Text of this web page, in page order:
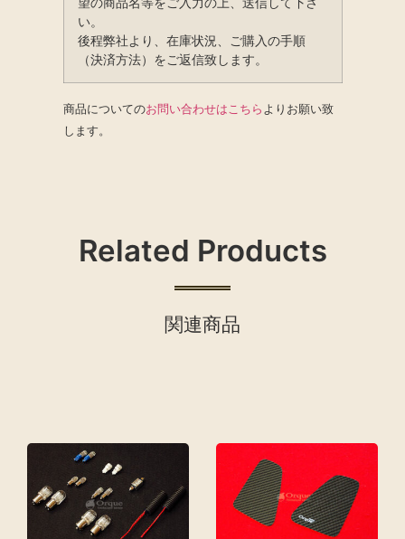
い。
後程弊社より、在庫状況、ご購入の手順
（決済方法）をご返信致します。
商品についてのお問い合わせはこちら よりお願い致
します。
Related Products
関連商品